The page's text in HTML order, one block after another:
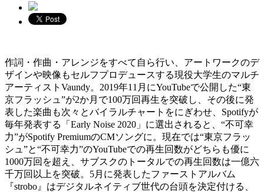
作詞・作曲・アレンジをすべて自ら行い、アートワークのデ
ザインや映像もセルフプロデュースする現役大学生のマルチ
アーティストVaundy。2019年11月にYouTubeで公開した“東
京フラッシュ”が2か月で100万回再生を突破し、その後に発
表した楽曲も次々とバイラルチャートをにぎわせ、Spotifyが
毎年発表する「Early Noise 2020」に選出されると、“不可幸
力”がSpotify PremiumのCMソングに。現在では“東京フラッ
シュ”と“不可幸力”のYouTubeでの再生回数がどちらも優に
1000万回を超え、サブスクのトータルでの再生回数は一億六
千万回以上を突破。5月に発表したファーストアルバム
『strobo』はデジタルネイティブ世代の台頭を決定付ける、